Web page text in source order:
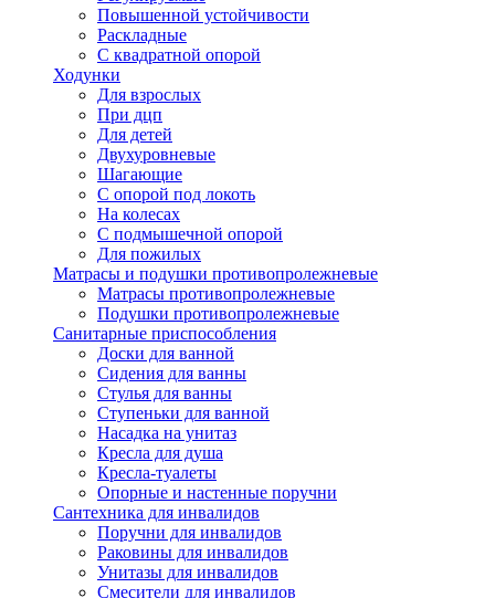
Повышенной устойчивости
Раскладные
С квадратной опорой
Ходунки
Для взрослых
При дцп
Для детей
Двухуровневые
Шагающие
С опорой под локоть
На колесах
С подмышечной опорой
Для пожилых
Матрасы и подушки противопролежневые
Матрасы противопролежневые
Подушки противопролежневые
Санитарные приспособления
Доски для ванной
Сидения для ванны
Стулья для ванны
Ступеньки для ванной
Насадка на унитаз
Кресла для душа
Кресла-туалеты
Опорные и настенные поручни
Сантехника для инвалидов
Поручни для инвалидов
Раковины для инвалидов
Унитазы для инвалидов
Смесители для инвалидов